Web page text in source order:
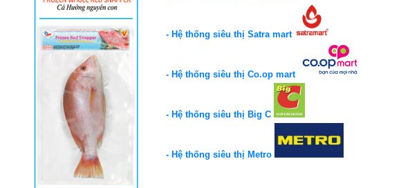
- Hệ thống siêu thị Satra mart
- Hệ thống siêu thị Co.op mart
- Hệ thống siêu thị Big C
- Hệ thống siêu thị Metro